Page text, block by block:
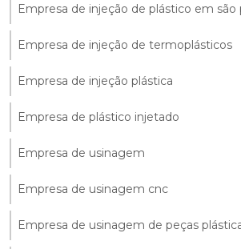
Empresa de injeção de plástico em são
Empresa de injeção de termoplásticos
Empresa de injeção plástica
Empresa de plástico injetado
Empresa de usinagem
Empresa de usinagem cnc
Empresa de usinagem de peças